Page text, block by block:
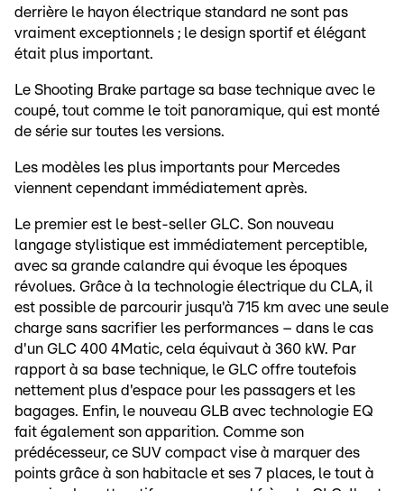
derrière le hayon électrique standard ne sont pas
vraiment exceptionnels ; le design sportif et élégant
était plus important.
Le Shooting Brake partage sa base technique avec le
coupé, tout comme le toit panoramique, qui est monté
de série sur toutes les versions.
Les modèles les plus importants pour Mercedes
viennent cependant immédiatement après.
Le premier est le best-seller GLC. Son nouveau
langage stylistique est immédiatement perceptible,
avec sa grande calandre qui évoque les époques
révolues. Grâce à la technologie électrique du CLA, il
est possible de parcourir jusqu'à 715 km avec une seule
charge sans sacrifier les performances – dans le cas
d'un GLC 400 4Matic, cela équivaut à 360 kW. Par
rapport à sa base technique, le GLC offre toutefois
nettement plus d'espace pour les passagers et les
bagages. Enfin, le nouveau GLB avec technologie EQ
fait également son apparition. Comme son
prédécesseur, ce SUV compact vise à marquer des
points grâce à son habitacle et ses 7 places, le tout à